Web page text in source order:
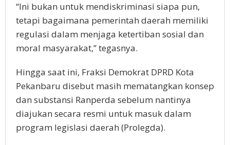
“Ini bukan untuk mendiskriminasi siapa pun,
tetapi bagaimana pemerintah daerah memiliki
regulasi dalam menjaga ketertiban sosial dan
moral masyarakat,” tegasnya.
Hingga saat ini, Fraksi Demokrat DPRD Kota
Pekanbaru disebut masih mematangkan konsep
dan substansi Ranperda sebelum nantinya
diajukan secara resmi untuk masuk dalam
program legislasi daerah (Prolegda).